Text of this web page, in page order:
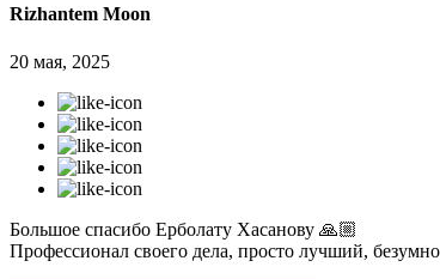
Rizhantem Moon
20 мая, 2025
Большое спасибо Ерболату Хасанову 🙏🏼
Профессионал своего дела, просто лучший,